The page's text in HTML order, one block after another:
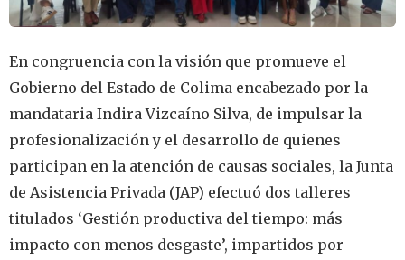
En congruencia con la visión que promueve el
Gobierno del Estado de Colima encabezado por la
mandataria Indira Vizcaíno Silva, de impulsar la
profesionalización y el desarrollo de quienes
participan en la atención de causas sociales, la Junta
de Asistencia Privada (JAP) efectuó dos talleres
titulados ‘Gestión productiva del tiempo: más
impacto con menos desgaste’, impartidos por